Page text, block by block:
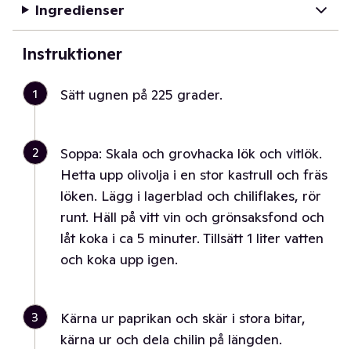
Ingredienser
Instruktioner
1 Sätt ugnen på 225 grader.
2
Soppa: Skala och grovhacka lök och vitlök.
Hetta upp olivolja i en stor kastrull och fräs
löken. Lägg i lagerblad och chiliflakes, rör
runt. Häll på vitt vin och grönsaksfond och
låt koka i ca 5 minuter. Tillsätt 1 liter vatten
och koka upp igen.
3
Kärna ur paprikan och skär i stora bitar,
kärna ur och dela chilin på längden.